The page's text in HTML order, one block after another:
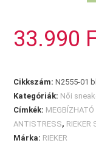
33.990
Cikkszám:N2555-01
Kategóriák: Női
Címkék: MEGBÍZHATÓ
ANTISTRESS, RIEKER
Márka: RIEKER